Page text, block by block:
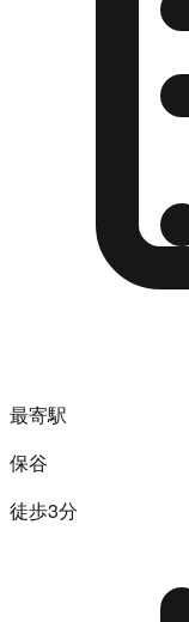
最寄駅
保谷
徒歩3分